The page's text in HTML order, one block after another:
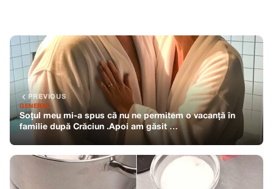
PREVIOUS
GENERAL
Soțul meu mi-a spus că nu ne permitem o vacanță în
familie după Crăciun .Apoi am găsit …